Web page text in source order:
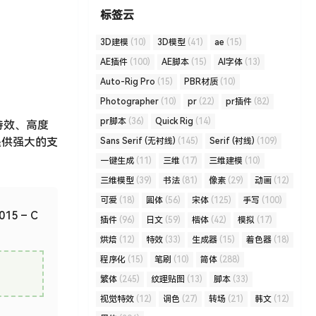
、高度
强大的支
– C
标签云
3D建模 (10) 3D模型 (41) ae (15)
AE插件 (100) AE脚本 (15) AI字体 (13)
Auto-Rig Pro (15) PBR材质 (10)
Photographer (10) pr (22) pr插件 (82)
pr脚本 (36) Quick Rig (14)
Sans Serif (无衬线) (145) Serif (衬线) (109)
一键生成 (11) 三维 (17) 三维建模 (10)
三维模型 (39) 书法 (81) 像素 (29) 动画 (12)
可爱 (18) 圆体 (56) 宋体 (125) 手写 (100)
插件 (96) 日文 (59) 楷体 (42) 模拟 (17)
烘焙 (12) 特效 (33) 生成器 (15) 着色器 (18)
程序化 (15) 笔刷 (10) 简体 (288)
繁体 (245) 纹理贴图 (13) 脚本 (33)
视觉特效 (12) 调色 (27) 转场 (21) 韩文 (12)